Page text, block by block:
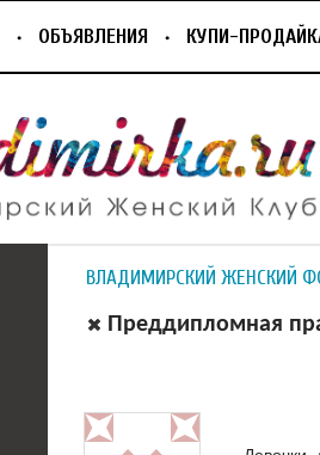
ОБЪЯВЛЕНИЯ КУПИ-
ВЛАДИМИРСКИЙ ЖЕНСКИЙ
Преддипломная